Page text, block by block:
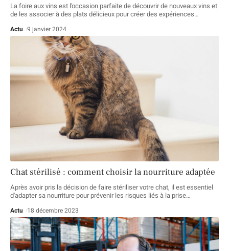
La foire aux vins est l'occasion parfaite de découvrir de nouveaux vins et
de les associer à des plats délicieux pour créer des expériences…
Actu 9 janvier 2024
Chat stérilisé : comment choisir la nourriture adaptée
Après avoir pris la décision de faire stériliser votre chat, il est essentiel
d'adapter sa nourriture pour prévenir les risques liés à la prise…
Actu 18 décembre 2023